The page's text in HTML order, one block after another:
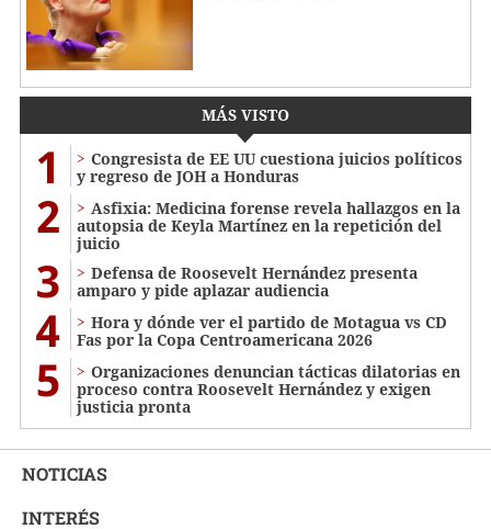
MÁS VISTO
1
Congresista de EE UU cuestiona juicios políticos
y regreso de JOH a Honduras
2
Asfixia: Medicina forense revela hallazgos en la
autopsia de Keyla Martínez en la repetición del
juicio
3
Defensa de Roosevelt Hernández presenta
amparo y pide aplazar audiencia
4
Hora y dónde ver el partido de Motagua vs CD
Fas por la Copa Centroamericana 2026
5
Organizaciones denuncian tácticas dilatorias en
proceso contra Roosevelt Hernández y exigen
justicia pronta
NOTICIAS
INTERÉS